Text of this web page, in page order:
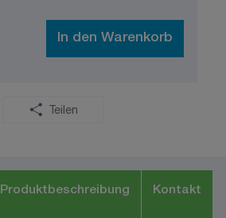
In den Warenkorb
Teilen
Produktbeschreibung Kontakt